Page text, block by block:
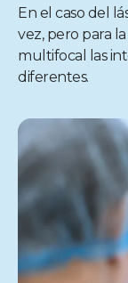
En el caso del
vez, pero para
multifocal las
diferentes.